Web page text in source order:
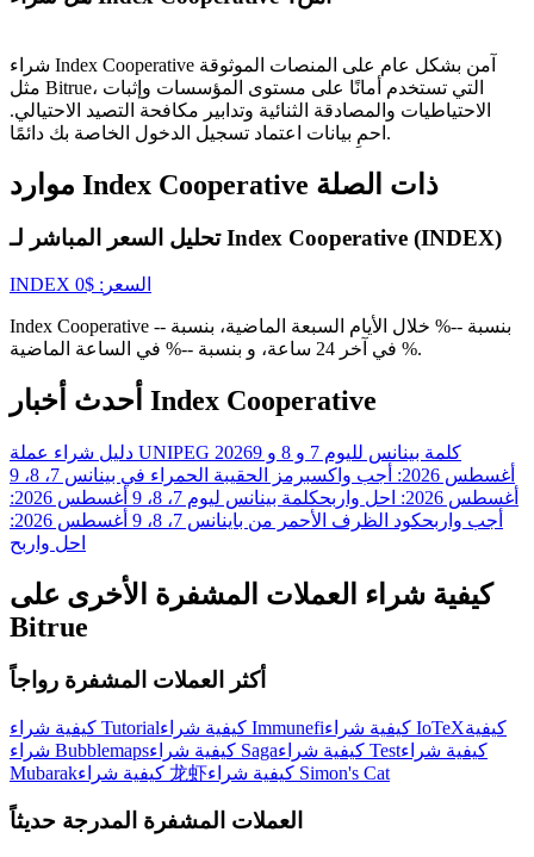
USDT New User Exclusive 10% APR
USDT Flexible Staking | Daily Rewards
المزيد من الفعاليات
اربح الجوائز والمكافآت الحصرية
مركز المكافآت
تسجيل الدخولاشتراك
شراء Index Cooperative آمن بشكل عام على المنصات الموثوقة
مثل Bitrue، التي تستخدم أمانًا على مستوى المؤسسات وإثبات
الاحتياطيات والمصادقة الثنائية وتدابير مكافحة التصيد الاحتيالي.
احمِ بيانات اعتماد تسجيل الدخول الخاصة بك دائمًا.
موارد Index Cooperative ذات الصلة
تحليل السعر المباشر لـ Index Cooperative (INDEX)
INDEX السعر : $
0
Index Cooperative بنسبة --% خلال الأيام السبعة الماضية، بنسبة --
% في آخر 24 ساعة، و بنسبة --% في الساعة الماضية.
أحدث أخبار Index Cooperative
دليل شراء عملة UNIPEG 2026كلمة بينانس لليوم 7 و 8 و 9
أغسطس 2026: أجب واكسب
رمز الحقيبة الحمراء في بينانس 7، 8، 9
أغسطس 2026: احل واربح
كلمة بينانس ليوم 7، 8، 9 أغسطس 2026:
أجب واربح
كود الظرف الأحمر من باينانس 7، 8، 9 أغسطس 2026:
احل واربح
كيفية شراء العملات المشفرة الأخرى على
Bitrue
أكثر العملات المشفرة رواجاً
كيفية شراء Tutorial كيفية شراء Immunefi كيفية شراء IoTeXكيفية
شراء Bubblemaps
كيفية شراء Saga كيفية شراء Testكيفية شراء
Mubarak
كيفية شراء 龙虾 كيفية شراء Simon's Cat
العملات المشفرة المدرجة حديثاً